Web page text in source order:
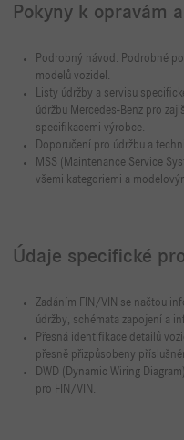
Pokyny k opravám
Podrobný návod: Podrobné
modelů vozidel.
Listy údržby a servisu
údržbu Mercedes-Benz pro
specifikacemi výrobce.
Doporučení pro údržbu a
MSS (Maintenance Service
všemi kategoriemi a
Údaje specifické
Zadáním FIN/VIN se načtou
údržby, schémata zapojení a
Přesná identifikace detailů
přesně přizpůsobeny
DWD (Dynamic Wiring
pro FIN/VIN.